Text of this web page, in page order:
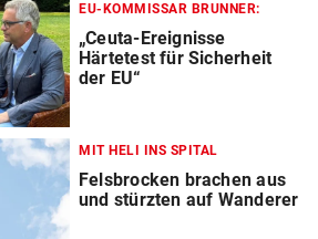
EU-KOMMISSAR BRUNNER:
„Ceuta-Ereignisse
Härtetest für Sicherheit
der EU“
MIT HELI INS SPITAL
Felsbrocken brachen aus
und stürzten auf Wanderer